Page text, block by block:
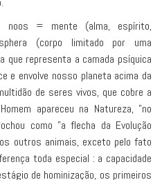
noos = mente (alma, espírito,
(corpo limitado por uma
que representa a camada psíquica
e envolve nosso planeta acima da
de seres vivos, que cobre a
apareceu na Natureza, "no
como "a flecha da Evolução
outros animais, exceto pelo fato
toda especial : a capacidade
de hominização, os primeiros